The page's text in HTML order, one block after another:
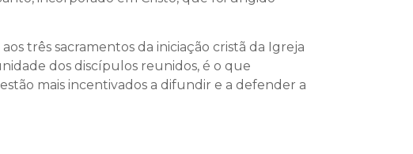
três sacramentos da iniciação cristã da Igreja
dos discípulos reunidos, é o que
mais incentivados a difundir e a defender a